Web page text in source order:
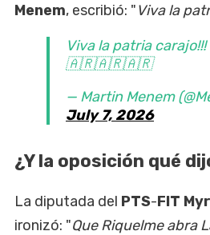
Menem, escribió: "Viva la
Viva la patria carajo!!!
🇦🇷🇦🇷🇦🇷
— Martin Menem
July 7, 2026
¿Y la oposición qué
La diputada del PTS-FIT
ironizó: "Que Riquelme abra